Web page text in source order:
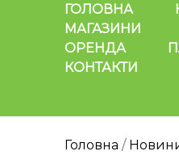
ГОЛОВНА
МАГАЗИНИ
ОРЕНДА
КОНТАКТИ
Головна /